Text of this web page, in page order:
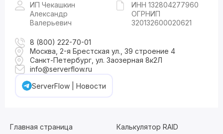
ИП Чекашкин
Александр
Валерьевич
ИНН 132804277960
ОГРНИП
320132600020621
8 (800) 222-70-01
Москва, 2-я Брестская ул., 39 строение 4
Санкт-Петербург, ул. Заозерная 8к2Л
info@serverflow.ru
ServerFlow | Новости
Главная страница Калькулятор RAID